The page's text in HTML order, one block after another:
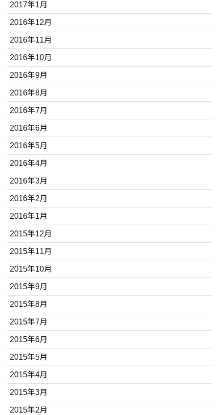
2017年1月
2016年12月
2016年11月
2016年10月
2016年9月
2016年8月
2016年7月
2016年6月
2016年5月
2016年4月
2016年3月
2016年2月
2016年1月
2015年12月
2015年11月
2015年10月
2015年9月
2015年8月
2015年7月
2015年6月
2015年5月
2015年4月
2015年3月
2015年2月